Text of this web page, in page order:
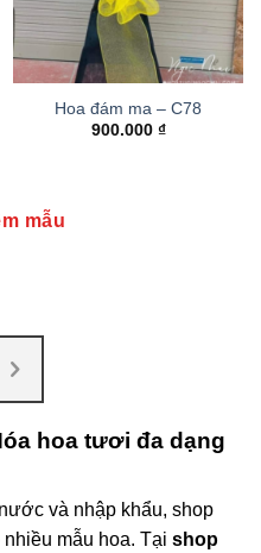
Hoa đám ma – C78
900.000 ₫
mẫu
hoa tươi đa dạng
và nhập khẩu, shop
mẫu hoa. Tại shop